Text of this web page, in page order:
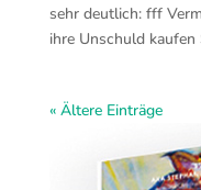
sehr deutlich: fff
ihre Unschuld kaufen
« Ältere Einträge